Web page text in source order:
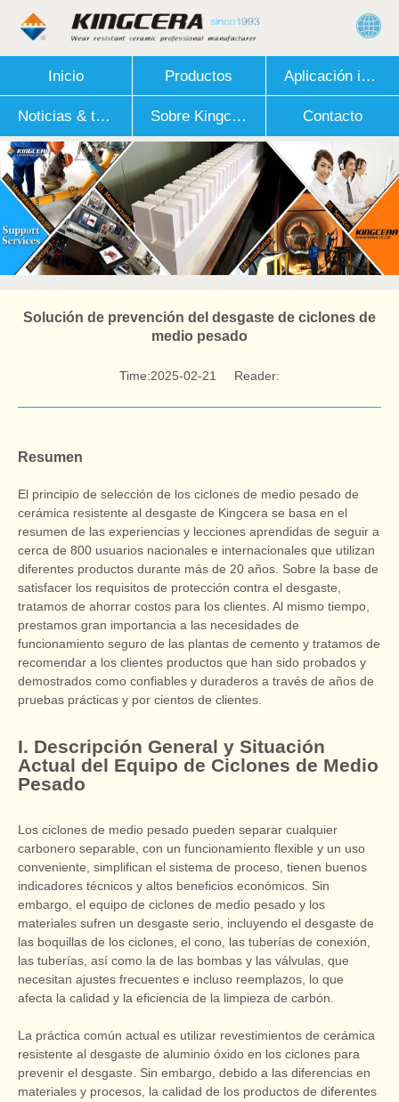
Inicio Productos Aplicación industrial
Noticias & técnico Sobre Kingcera Contacto
Solución de prevención del desgaste de ciclones de
medio pesado
Time:2025-02-21 Reader:
Resumen
El principio de selección de los ciclones de medio pesado de
cerámica resistente al desgaste de Kingcera se basa en el
resumen de las experiencias y lecciones aprendidas de seguir a
cerca de 800 usuarios nacionales e internacionales que utilizan
diferentes productos durante más de 20 años. Sobre la base de
satisfacer los requisitos de protección contra el desgaste,
tratamos de ahorrar costos para los clientes. Al mismo tiempo,
prestamos gran importancia a las necesidades de
funcionamiento seguro de las plantas de cemento y tratamos de
recomendar a los clientes productos que han sido probados y
demostrados como confiables y duraderos a través de años de
pruebas prácticas y por cientos de clientes.
I. Descripción General y Situación
Actual del Equipo de Ciclones de Medio
Pesado
Los ciclones de medio pesado pueden separar cualquier
carbonero separable, con un funcionamiento flexible y un uso
conveniente, simplifican el sistema de proceso, tienen buenos
indicadores técnicos y altos beneficios económicos. Sin
embargo, el equipo de ciclones de medio pesado y los
materiales sufren un desgaste serio, incluyendo el desgaste de
las boquillas de los ciclones, el cono, las tuberías de conexión,
las tuberías, así como la de las bombas y las válvulas, que
necesitan ajustes frecuentes e incluso reemplazos, lo que
afecta la calidad y la eficiencia de la limpieza de carbón.
La práctica común actual es utilizar revestimientos de cerámica
resistente al desgaste de aluminio óxido en los ciclones para
prevenir el desgaste. Sin embargo, debido a las diferencias en
materiales y procesos, la calidad de los productos de diferentes